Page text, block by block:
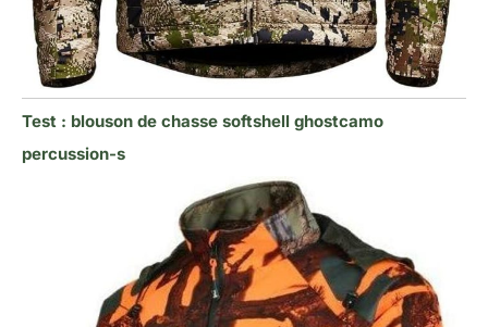
Test : blouson de chasse softshell ghostcamo
percussion-s